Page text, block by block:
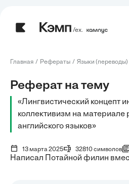
/ех.
Главная Рефераты Языки (переводы)
Реферат на тему
«Лингвистический концепт
коллективизм на материале
английского языков»
13 марта 2025 32810 символов
Написал Потайной филин